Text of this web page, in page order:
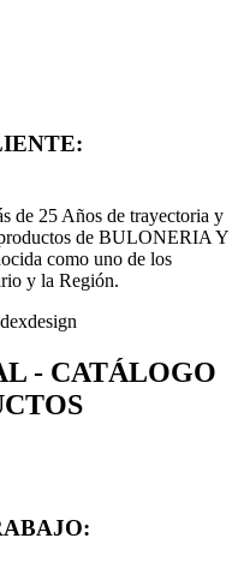
de 25 Años de trayectoria y
de BULONERIA Y
como uno de los
y la Región.
- CATÁLOGO